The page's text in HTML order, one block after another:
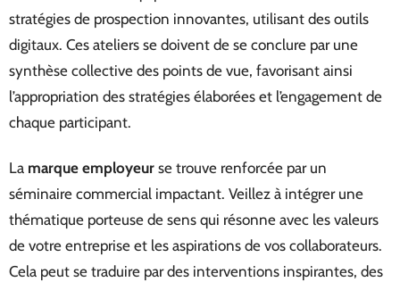
stratégies de prospection innovantes, utilisant des outils
digitaux. Ces ateliers se doivent de se conclure par une
synthèse collective des points de vue, favorisant ainsi
l’appropriation des stratégies élaborées et l’engagement de
chaque participant.
La marque employeur se trouve renforcée par un
séminaire commercial impactant. Veillez à intégrer une
thématique porteuse de sens qui résonne avec les valeurs
de votre entreprise et les aspirations de vos collaborateurs.
Cela peut se traduire par des interventions inspirantes, des